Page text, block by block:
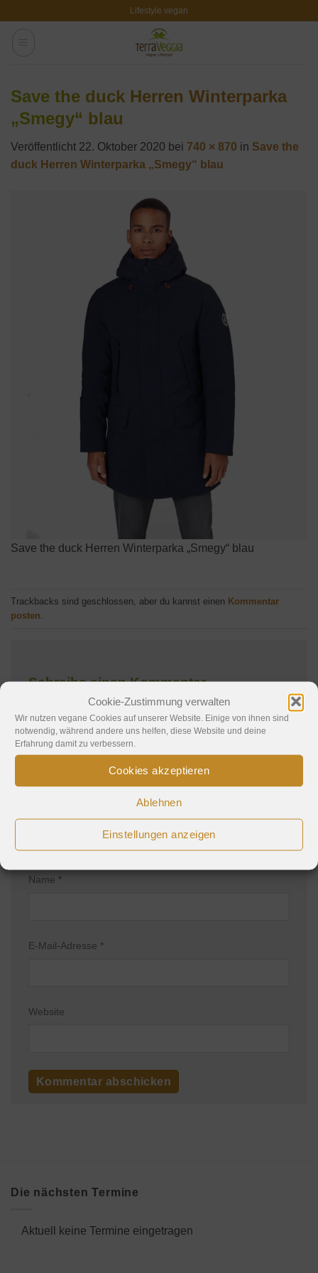
Cookie-Zustimmung verwalten
Wir nutzen vegane Cookies auf unserer Website. Einige von ihnen sind
notwendig, während andere uns helfen, diese Website und deine
Erfahrung damit zu verbessern.
Cookies akzeptieren
Ablehnen
Einstellungen anzeigen
Lifestyle vegan
Save the duck Herren Winterparka
„Smegy“ blau
Veröffentlicht 22. Oktober 2020 bei 740 × 870 in Save the
duck Herren Winterparka „Smegy“ blau
Save the duck Herren Winterparka „Smegy“ blau
Trackbacks sind geschlossen, aber du kannst einen Kommentar
posten
Schreibe einen Kommentar
Deine E-Mail-Adresse wird nicht veröffentlicht.
Erforderliche Felder sind mit*markiert
Kommentar*
Name *
E-Mail-Adresse *
Website
Die nächsten Termine
Aktuell keine Termine eingetragen